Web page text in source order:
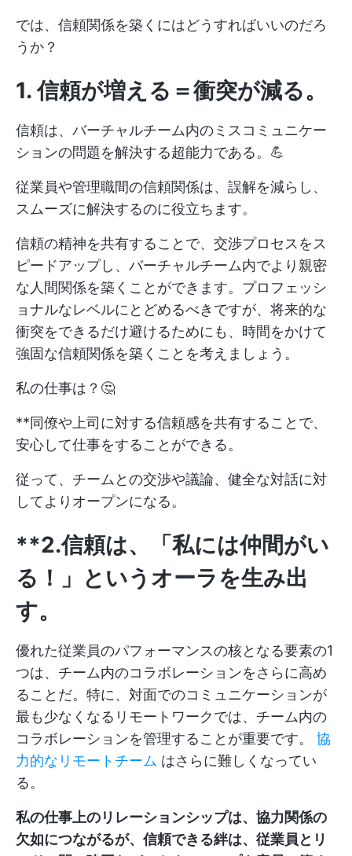
では、信頼関係を築くにはどうすればいいのだろ
うか？
1.信頼が増える＝衝突が減る。
信頼は、バーチャルチーム内のミスコミュニケー
ションの問題を解決する超能力である。💪
従業員や管理職間の信頼関係は、誤解を減らし、
スムーズに解決するのに役立ちます。
信頼の精神を共有することで、交渉プロセスをス
ピードアップし、バーチャルチーム内でより親密
な人間関係を築くことができます。プロフェッシ
ョナルなレベルにとどめるべきですが、将来的な
衝突をできるだけ避けるためにも、時間をかけて
強固な信頼関係を築くことを考えましょう。
私の仕事は？🤔
**同僚や上司に対する信頼感を共有することで、
安心して仕事をすることができる。
従って、チームとの交渉や議論、健全な対話に対
してよりオープンになる。
**2.信頼は、「私には仲間がい
る！」というオーラを生み出
す。
優れた従業員のパフォーマンスの核となる要素の1
つは、チーム内のコラボレーションをさらに高め
ることだ。特に、対面でのコミュニケーションが
最も少なくなるリモートワークでは、チーム内の
コラボレーションを管理することが重要です。 協
力的なリモートチーム はさらに難しくなってい
る。
私の仕事上のリレーションシップは、協力関係の
欠如につながるが、信頼できる絆は、従業員とリ